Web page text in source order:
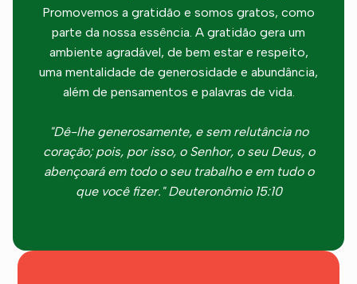
Promovemos a gratidão e somos gratos, como
parte da nossa essência. A gratidão gera um
ambiente agradável, de bem estar e respeito,
uma mentalidade de generosidade e abundância,
além de pensamentos e palavras de vida.
"Dê-lhe generosamente, e sem relutância no
coração; pois, por isso, o Senhor, o seu Deus, o
abençoará em todo o seu trabalho e em tudo o
que você fizer." Deuteronômio 15:10